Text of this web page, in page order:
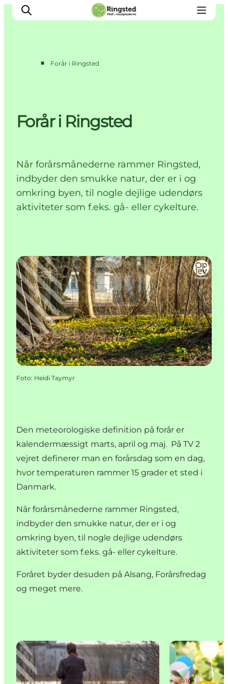
Ringsted Børnefestival
Ringsted Ældrefestival
■ Forår i Ringsted
Forår i Ringsted
Når forårsmånederne rammer Ringsted,
indbyder den smukke natur, der er i og
omkring byen, til nogle dejlige udendørs
aktiviteter som f.eks. gå- eller cykelture.
Foto: Heidi Taymyr
Den meteorologiske definition på forår er
kalendermæssigt marts, april og maj. På TV 2
vejret definerer man en forårsdag som en dag,
hvor temperaturen rammer 15 grader et sted i
Danmark.
Når forårsmånederne rammer Ringsted,
indbyder den smukke natur, der er i og
omkring byen, til nogle dejlige udendørs
aktiviteter som f.eks. gå- eller cykelture.
Foråret byder desuden på Alsang, Forårsfredag
og meget mere.
Hundeluftepladser Ringsted